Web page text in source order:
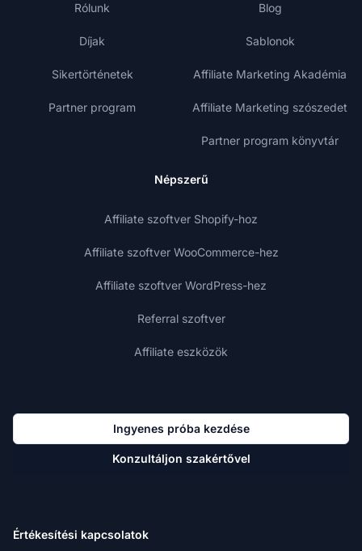
Rólunk
Díjak
Sikertörténetek
Partner program
Blog
Sablonok
Affiliate Marketing Akadémia
Affiliate Marketing szószedet
Partner program könyvtár
Népszerű
Affiliate szoftver Shopify-hoz
Affiliate szoftver WooCommerce-hez
Affiliate szoftver WordPress-hez
Referral szoftver
Affiliate eszközök
Ingyenes próba kezdése
Konzultáljon szakértővel
Értékesítési kapcsolatok